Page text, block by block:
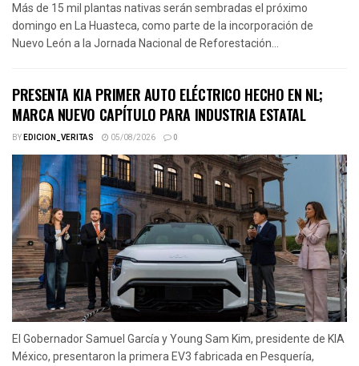
Más de 15 mil plantas nativas serán sembradas el próximo
domingo en La Huasteca, como parte de la incorporación de
Nuevo León a la Jornada Nacional de Reforestación...
PRESENTA KIA PRIMER AUTO ELÉCTRICO HECHO EN NL;
MARCA NUEVO CAPÍTULO PARA INDUSTRIA ESTATAL
BYEDICION_VERITAS 05/08/2026 0
El Gobernador Samuel García y Young Sam Kim, presidente de KIA
México, presentaron la primera EV3 fabricada en Pesquería,